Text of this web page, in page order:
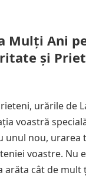
Mulți Ani
și
urările de
voastră
unul nou, urarea
voastre. Nu
cât de mult